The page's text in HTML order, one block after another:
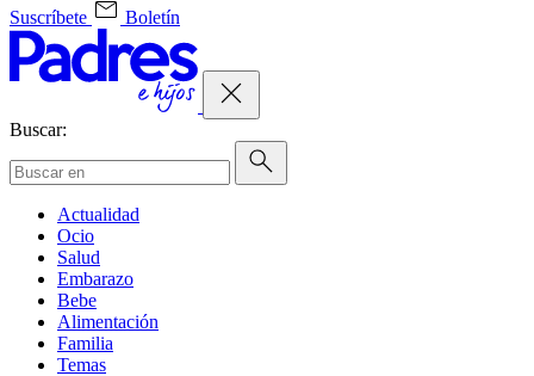
Suscríbete
Boletín
Buscar:
Actualidad
Ocio
Salud
Embarazo
Bebe
Alimentación
Familia
Temas